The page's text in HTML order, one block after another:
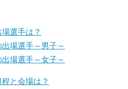
選手は？
場選手～男子～
場選手～女子～
と会場は？